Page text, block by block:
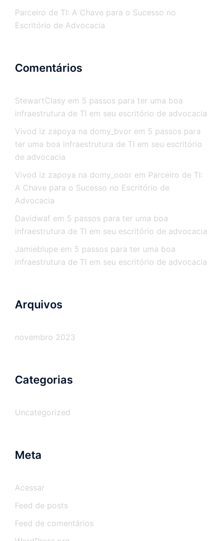
Parceiro de TI: A Chave para o Sucesso no
Escritório de Advocacia
Comentários
StewartClasy em 5 passos para ter uma boa
infraestrutura de TI em seu escritório de advocacia
Vivod iz zapoya na domy_bvor em 5 passos para
ter uma boa infraestrutura de TI em seu escritório
de advocacia
Vivod iz zapoya na domy_ooor em Parceiro de TI:
A Chave para o Sucesso no Escritório de
Advocacia
Davidwaf em 5 passos para ter uma boa
infraestrutura de TI em seu escritório de advocacia
Jamieblupe em 5 passos para ter uma boa
infraestrutura de TI em seu escritório de advocacia
Arquivos
novembro 2023
Categorias
Uncategorized
Meta
Acessar
Feed de posts
Feed de comentários